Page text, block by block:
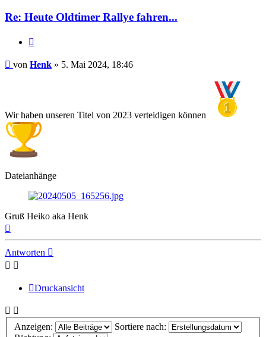
Re: Heute Oldtimer Rallye fahren...
Beitrag
von Henk » 5. Mai 2024, 18:46
Wir haben unseren Titel von 2023 verteidigen können
Dateianhänge
Gruß Heiko aka Henk
Antworten
Druckansicht
Anzeigen:
Sortiere nach: